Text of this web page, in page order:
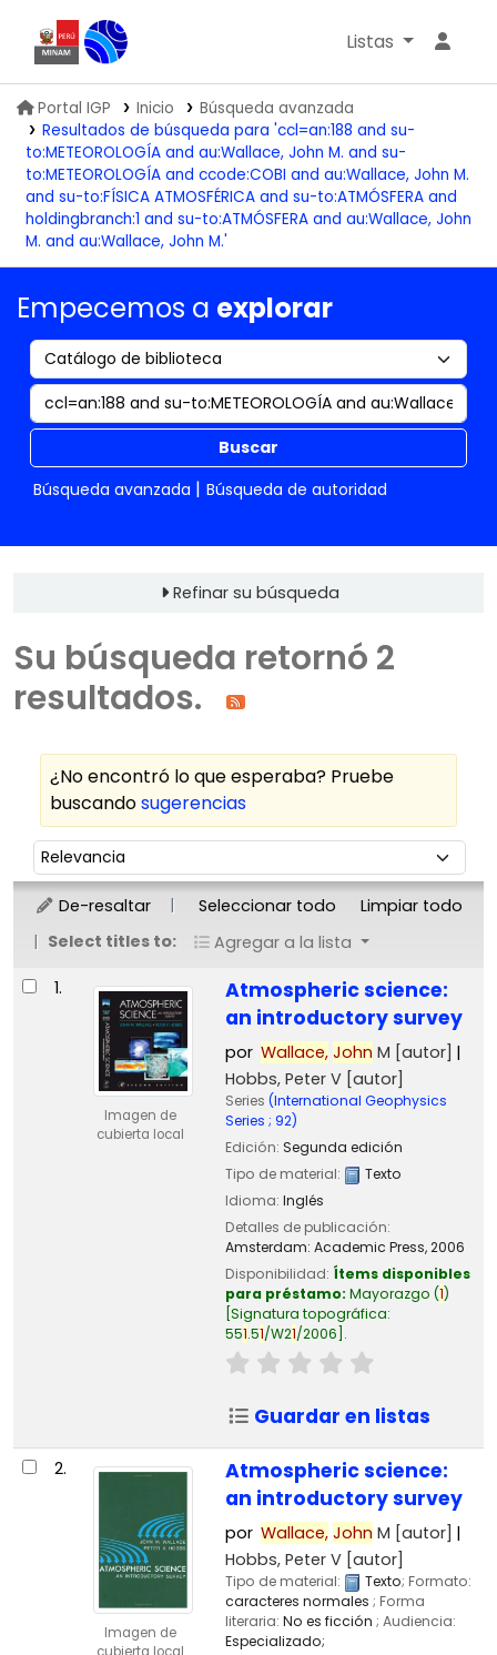
Biblioteca IGP
Listas
Portal IGP Inicio
Búsqueda avanzada
Resultados de búsqueda para 'ccl=an:188 and su-
to:METEOROLOGÍA and au:Wallace, John M. and su-
to:METEOROLOGÍA and ccode:COBI and au:Wallace, John M.
and su-to:FÍSICA ATMOSFÉRICA and su-to:ATMÓSFERA and
holdingbranch:1 and su-to:ATMÓSFERA and au:Wallace, John
M. and au:Wallace, John M.'
Empecemos a explorar
Buscar
Búsqueda avanzada
Búsqueda de autoridad
Refinar su búsqueda
Su búsqueda retornó 2
resultados.
¿No encontró lo que esperaba? Pruebe
buscandosugerencias
Ordenar
Ordenar por:
De-resaltar Seleccionar todo
Limpiar todo
Select titles to:
Agregar a la lista
Resultados
1.
Imagen de
cubierta local
Atmospheric science:
an introductory survey
por Wallace, John M [autor]
Hobbs, Peter V[autor]
Series (International Geophysics
Series ; 92)
Edición: Segunda edición
Tipo de material:
Texto
Idioma: Inglés
Detalles de publicación:
Amsterdam: Academic Press,2006
Disponibilidad: Ítems disponibles
para préstamo: Mayorazgo (1)
Signatura topográfica:
551.51/W21/2006 .
Guardar en listas
2.
Imagen de
cubierta local
Atmospheric science:
an introductory survey
por Wallace, John M [autor]
Hobbs, Peter V[autor]
Tipo de material: Texto; Formato:
caracteres normales ; Forma
literaria: No es ficción ; Audiencia:
Especializado;